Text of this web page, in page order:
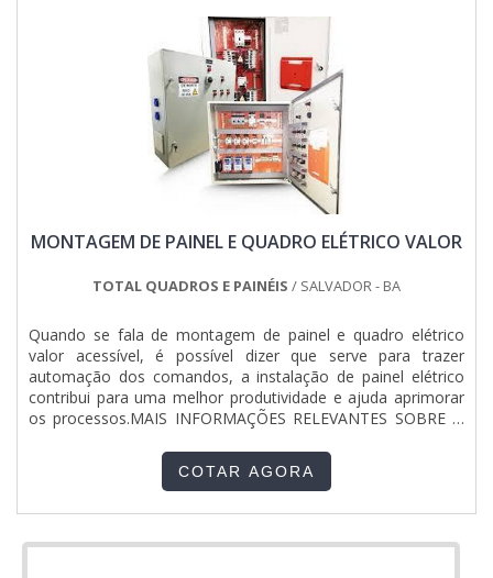
MONTAGEM DE PAINEL E QUADRO ELÉTRICO VALOR
TOTAL QUADROS E PAINÉIS / SALVADOR - BA
Quando se fala de montagem de painel e quadro elétrico
valor acessível, é possível dizer que serve para trazer
automação dos comandos, a instalação de painel elétrico
contribui para uma melhor produtividade e ajuda aprimorar
os processos.MAIS INFORMAÇÕES RELEVANTES SOBRE O
complexas ou garantir que todos ambientes obtenham um
resultado final que os atenda de maneira eficiente e muito
COTAR AGORA